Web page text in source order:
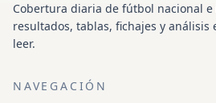
Cobertura diaria de fútbol nacional
resultados, tablas, fichajes y
leer.
NAVEGACIÓN